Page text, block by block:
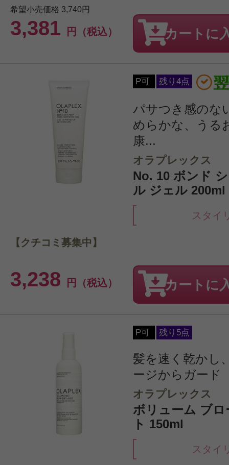
希望小売価格 3,740円
3,381 円（税込） カートに
P可 残り4点
パサつき感のな
めらかな、うる
康...
オラプレックス
No. 10 ボンド
ル ジェル 200ml
スタイ
3,238 円（税込）
【クチコミ募集中】
カートに
P可 残り5点
髪を速く乾かし
ージからガード
オラプレックス
ボリューム ブ
ト 150ml
スタイ